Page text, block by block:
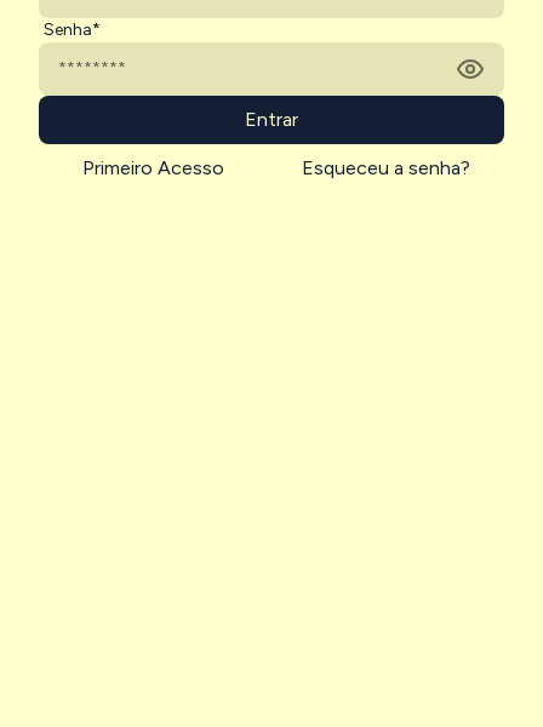
Senha*
Entrar
Primeiro Acesso Esqueceu a senha?